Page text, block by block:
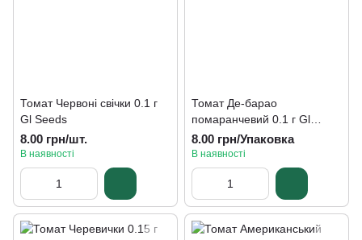
Томат Червоні свічки 0.1 г
Gl Seeds
8.00 грн/шт.
В наявності
Томат Де-барао
помаранчевий 0.1 г Gl
Seeds
8.00 грн/Упаковка
В наявності